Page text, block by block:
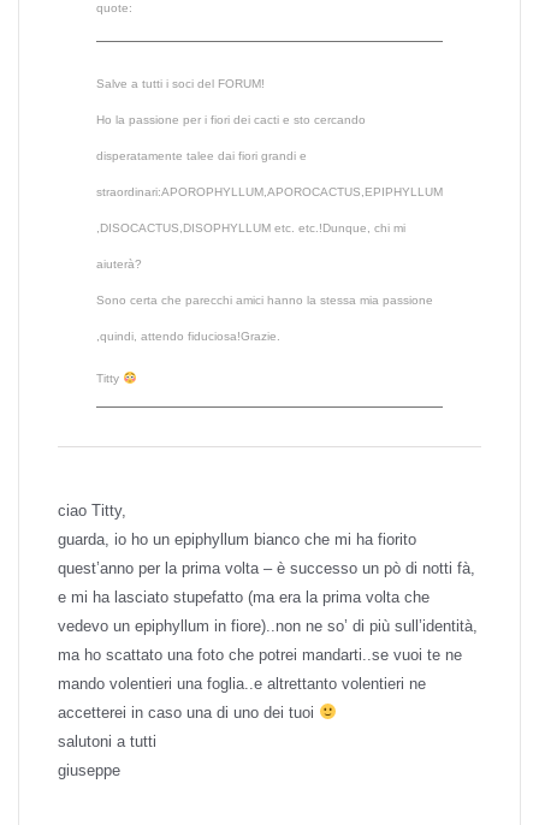
quote:
Salve a tutti i soci del FORUM!
Ho la passione per i fiori dei cacti e sto cercando
disperatamente talee dai fiori grandi e
straordinari:APOROPHYLLUM,APOROCACTUS,EPIPHYLLUM
,DISOCACTUS,DISOPHYLLUM etc. etc.!Dunque, chi mi
aiuterà?
Sono certa che parecchi amici hanno la stessa mia passione
,quindi, attendo fiduciosa!Grazie.
Titty
ciao Titty,
guarda, io ho un epiphyllum bianco che mi ha fiorito
quest’anno per la prima volta – è successo un pò di notti fà,
e mi ha lasciato stupefatto (ma era la prima volta che
vedevo un epiphyllum in fiore)..non ne so’ di più sull’identità,
ma ho scattato una foto che potrei mandarti..se vuoi te ne
mando volentieri una foglia..e altrettanto volentieri ne
accetterei in caso una di uno dei tuoi
salutoni a tutti
giuseppe